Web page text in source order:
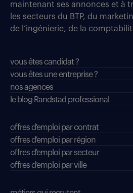
maintenant ses annonces et à
les secteurs du BTP, du
de l’ingénierie, de la
vous êtes candidat ?
vous êtes une entreprise ?
nos agences
le blog Randstad professional
offres d'emploi par contrat
offres d'emploi par région
offres d'emploi par secteur
offres d’emploi par ville